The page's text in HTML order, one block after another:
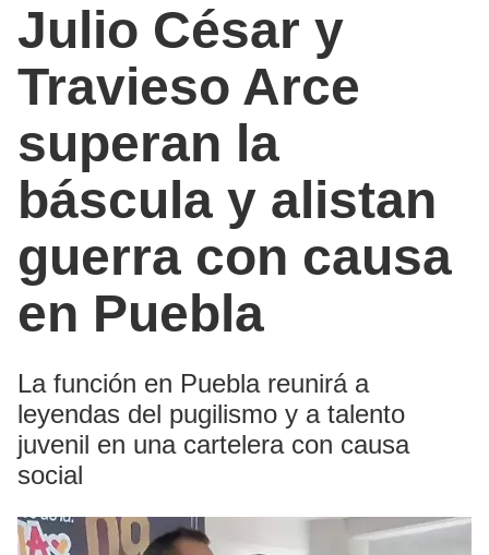
Julio César y
Travieso Arce
superan la
báscula y alistan
guerra con causa
en Puebla
La función en Puebla reunirá a
leyendas del pugilismo y a talento
juvenil en una cartelera con causa
social